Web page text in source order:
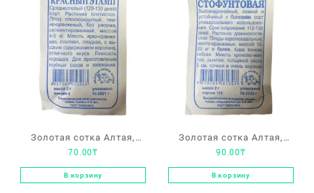
Золотая сотка Алтая,
тыква «Красный этамп»
70.00₸
В корзину
Золотая сотка Алтая,
тыква крупноплодная
«Стофунтовая»
90.00₸
В корзину